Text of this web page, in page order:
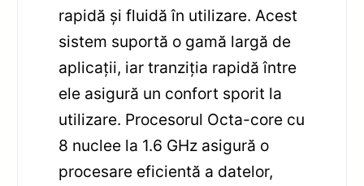
rapidă și fluidă în utilizare. Acest
sistem suportă o gamă largă de
aplicații, iar tranziția rapidă între
ele asigură un confort sporit la
utilizare. Procesorul Octa-core cu
8 nuclee la 1.6 GHz asigură o
procesare eficientă a datelor,